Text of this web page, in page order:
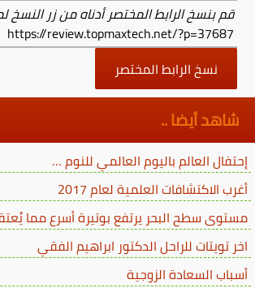
قم بنسخ الرابط المختصر أدناه من زر النسخ
https://review.topmaxtech.net/?p=37687
نسخ الرابط المختصر
شاهد أيضا ..
إحتفال العالم باليوم العالمي للنوم …
أغرب الاكتشافات العلمية لعام 2017
مستوى سطح البحر يرتفع بوتيرة أسرع مما
اخر تويتات للراحل الدكتور ابراهيم الفقي
أسباب السعادة الزوجية